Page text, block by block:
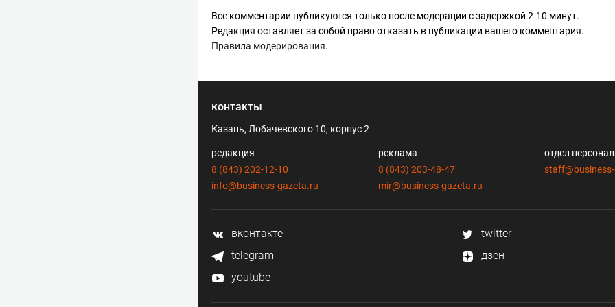
Все комментарии публикуются только после модерации с задержкой 2-10 минут.
Редакция оставляет за собой право отказать в публикации вашего комментария.
Правила модерирования.
контакты
Казань, Лобачевского 10, корпус 2
редакция
8 (843) 202-12-10
info@business-gazeta.ru
реклама
8 (843) 203-48-47
mir@business-gazeta.ru
отдел
вконтакте
twitter
telegram
дзен
youtube